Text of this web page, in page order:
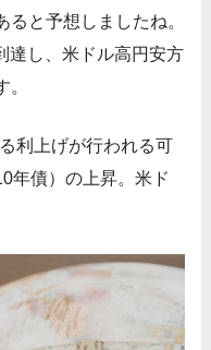
と予想しましたね。
達し、米ドル高円安方
利上げが行われる可
年債）の上昇。米ド